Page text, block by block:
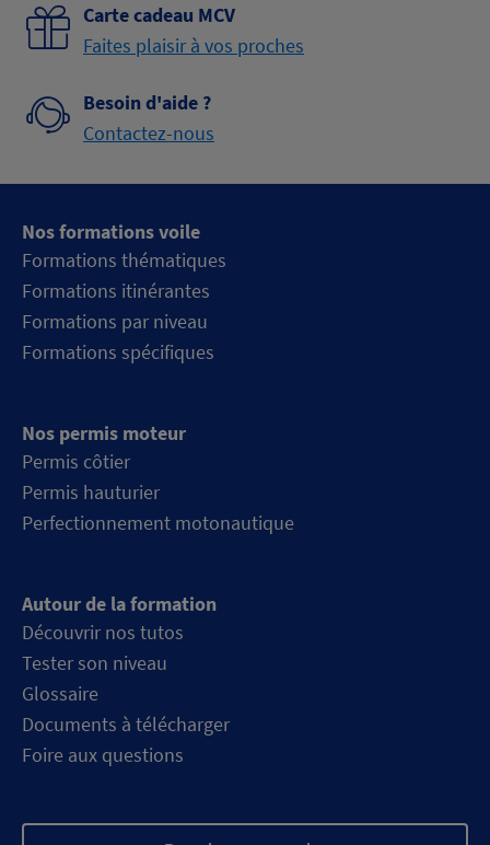
Carte cadeau MCV
Faites plaisir à vos proches
Besoin d'aide ?
Contactez-nous
Nos formations voile
Formations thématiques
Formations itinérantes
Formations par niveau
Formations spécifiques
Nos permis moteur
Permis côtier
Permis hauturier
Perfectionnement motonautique
Autour de la formation
Découvrir nos tutos
Tester son niveau
Glossaire
Documents à télécharger
Foire aux questions